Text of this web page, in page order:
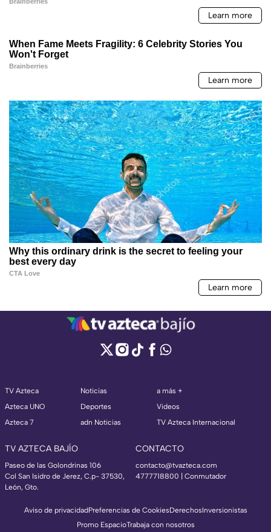
TV Azteca
Azteca UNO
Azteca 7
Noticias
Deportes
adn Noticias
a más +
Videos
TV Azteca Internacional
TV AZTECA BAJÍO
Paseo de las Golondrinas 106
Col San Isidro de Jerez, C.p- 37530,
León, Gto.
CONTACTO
contacto@tvazteca.com
4777718800 | Conmutador
Aviso de privacidadPreferencias de CookiesDerechosInversionistas
Promo EspacioTrabaja con nosotros